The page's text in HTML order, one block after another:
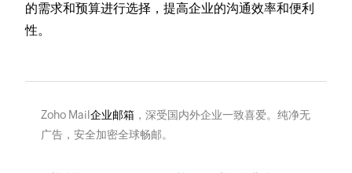
的需求和预算进行选择，提高企业的沟通效率和便利
性。
Zoho Mail企业邮箱，深受国内外企业一致喜爱。纯净无
广告，安全加密全球畅邮。